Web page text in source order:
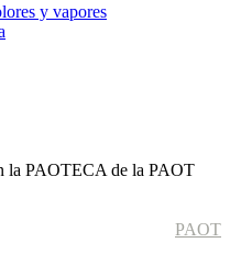
y vapores
la PAOTECA de la PAOT
PAOT